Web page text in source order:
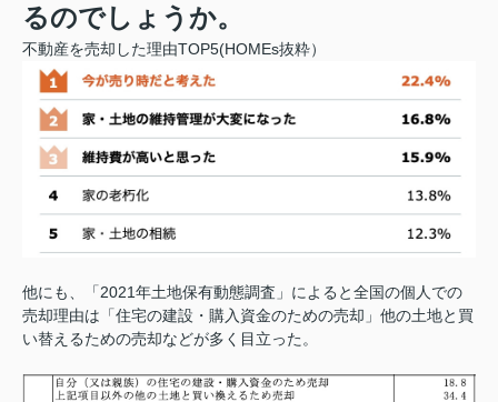
るのでしょうか。
不動産を売却した理由TOP5(HOMEs抜粋）
他にも、「2021年土地保有動態調査」によると全国の個人での
売却理由は「住宅の建設・購入資金のための売却」他の土地と買
い替えるための売却などが多く目立った。